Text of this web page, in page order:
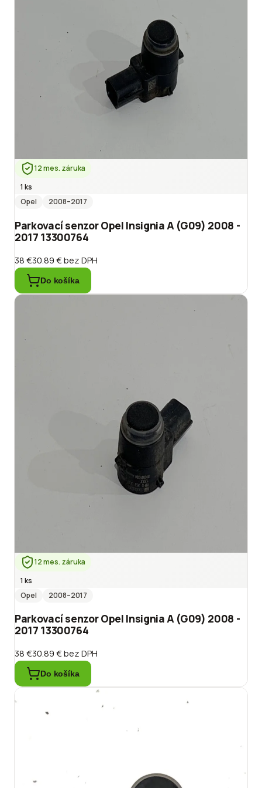
12 mes. záruka
1 ks
Opel
2008–2017
Parkovací senzor Opel Insignia A (G09) 2008 -
2017 13300764
38 €30.89 €bez DPH
Do košíka
12 mes. záruka
1 ks
Opel
2008–2017
Parkovací senzor Opel Insignia A (G09) 2008 -
2017 13300764
38 €30.89 €bez DPH
Do košíka